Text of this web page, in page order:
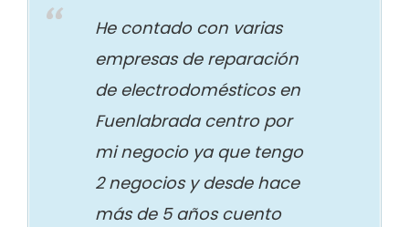
He contado con varias
empresas de reparación
de electrodomésticos en
Fuenlabrada centro por
mi negocio ya que tengo
2 negocios y desde hace
más de 5 años cuento